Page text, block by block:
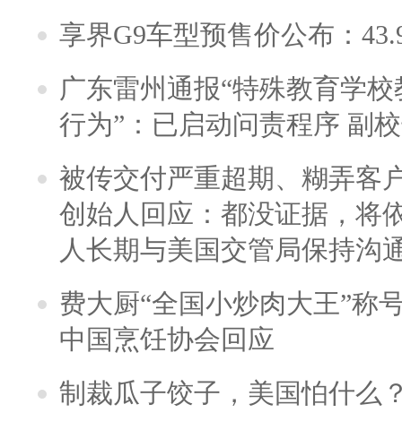
享界G9车型预售价公布：
广东雷州通报“特殊教育学
行为”：已启动问责程序 副
被传交付严重超期、糊弄客
创始人回应：都没证据，将
人长期与美国交管局保持沟
费大厨“全国小炒肉大王”称
中国烹饪协会回应
制裁瓜子饺子，美国怕什么